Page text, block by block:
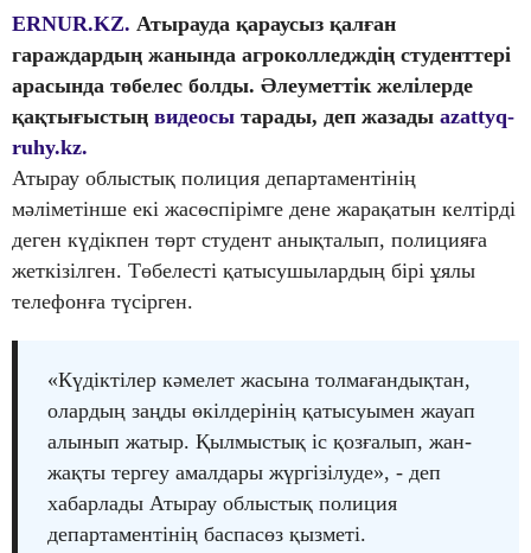
ERNUR.KZ. Атырауда қараусыз қалған
гараждардың жанында агроколледждің студенттері
арасында төбелес болды. Әлеуметтік желілерде
қақтығыстың видеосы тарады, деп жазады azattyq-
ruhy.kz.
Атырау облыстық полиция департаментінің
мәліметінше екі жасөспірімге дене жарақатын келтірді
деген күдікпен төрт студент анықталып, полицияға
жеткізілген. Төбелесті қатысушылардың бірі ұялы
телефонға түсірген.
«Күдіктілер кәмелет жасына толмағандықтан,
олардың заңды өкілдерінің қатысуымен жауап
алынып жатыр. Қылмыстық іс қозғалып, жан-
жақты тергеу амалдары жүргізілуде», - деп
хабарлады Атырау облыстық полиция
департаментінің баспасөз қызметі.